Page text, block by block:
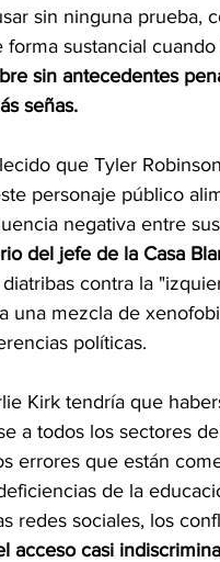
sin ninguna prueba,
sustancial
sin antecedentes
señas.
que Tyler
personaje público
negativa entre
del jefe de la Casa
contra la
una mezcla de
políticas.
Kirk tendría que
a todos los sectores
errores que están
de la
redes sociales, los
acceso casi